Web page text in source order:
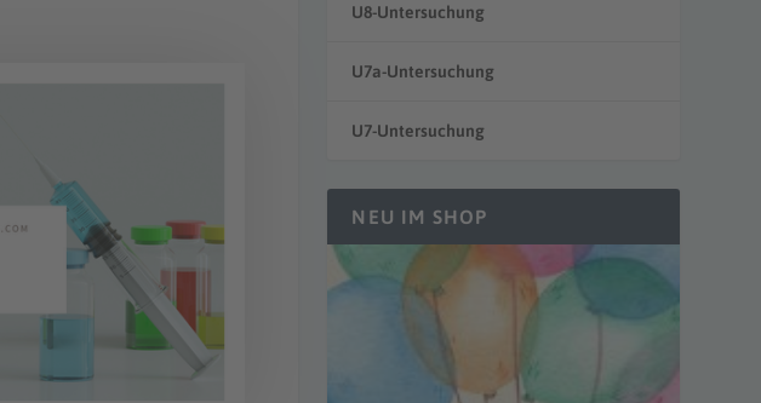
U8-Untersuchung
U7a-Untersuchung
U7-Untersuchung
NEU IM SHOP